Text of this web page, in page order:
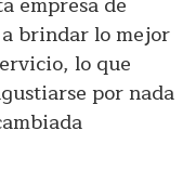
brindar lo mejor
lo que
por nada